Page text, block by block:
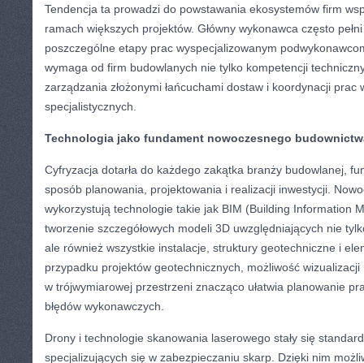
Tendencja ta prowadzi do powstawania ekosystemów firm
ramach większych projektów. Główny wykonawca często
poszczególne etapy prac wyspecjalizowanym
wymaga od firm budowlanych nie tylko kompetencji
zarządzania złożonymi łańcuchami dostaw i koordynacji prac
specjalistycznych.
Technologia jako fundament nowoczesnego
Cyfryzacja dotarła do każdego zakątka branży budowlanej,
sposób planowania, projektowania i realizacji inwestycji.
wykorzystują technologie takie jak BIM (Building Information
tworzenie szczegółowych modeli 3D uwzględniających nie
ale również wszystkie instalacje, struktury geotechniczne i
przypadku projektów geotechnicznych, możliwość
w trójwymiarowej przestrzeni znacząco ułatwia planowanie
błędów wykonawczych.
Drony i technologie skanowania laserowego stały się
specjalizujących się w zabezpieczaniu skarp. Dzięki nim